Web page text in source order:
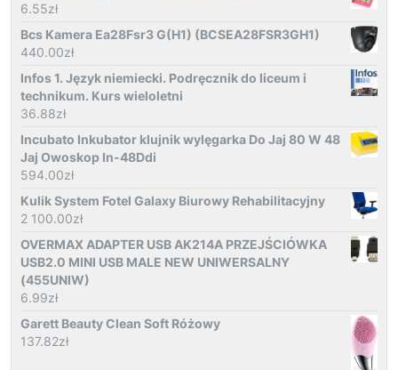
6.55zł
Bcs Kamera Ea28Fsr3 G(H1) (BCSEA28FSR3GH1)
440.00zł
Infos 1. Język niemiecki. Podręcznik do liceum i
technikum. Kurs wieloletni
36.88zł
Incubato Inkubator klujnik wylęgarka Do Jaj 80 W 48
Jaj Owoskop In-48Ddi
594.00zł
Kulik System Fotel Galaxy Biurowy Rehabilitacyjny
2 100.00zł
OVERMAX ADAPTER USB AK214A PRZEJŚCIÓWKA
USB2.0 MINI USB MALE NEW UNIWERSALNY
(455UNIW)
6.99zł
Garett Beauty Clean Soft Różowy
137.82zł